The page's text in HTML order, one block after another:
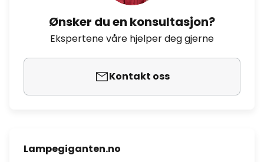
Ønsker du en konsultasjon?
Ekspertene våre hjelper deg gjerne
Kontakt oss
Lampegiganten.no